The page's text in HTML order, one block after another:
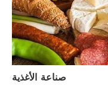
صناعة الأغذية